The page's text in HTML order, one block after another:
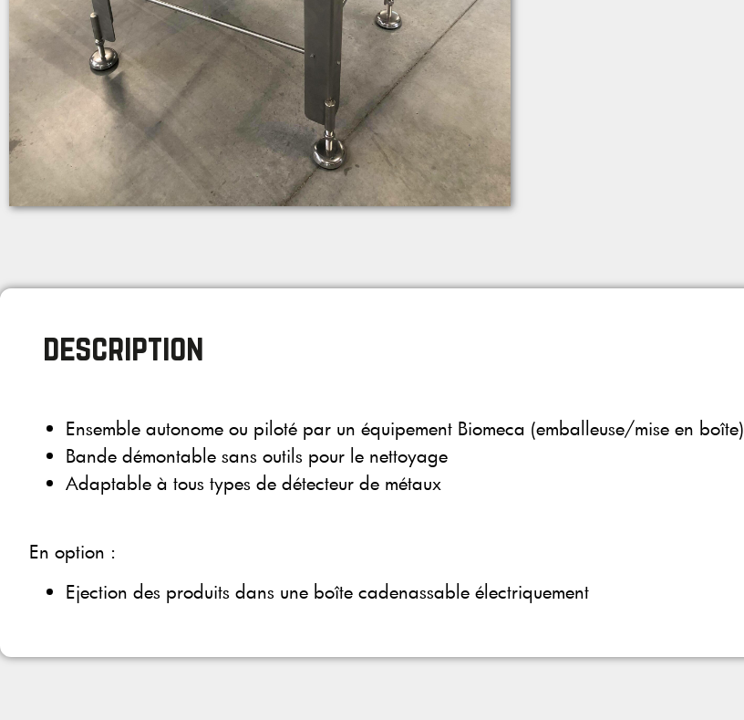
description
Ensemble autonome ou piloté par un équipement Biomeca (emballeuse/mise en boîte)
Bande démontable sans outils pour le nettoyage
Adaptable à tous types de détecteur de métaux
En option :
Ejection des produits dans une boîte cadenassable électriquement